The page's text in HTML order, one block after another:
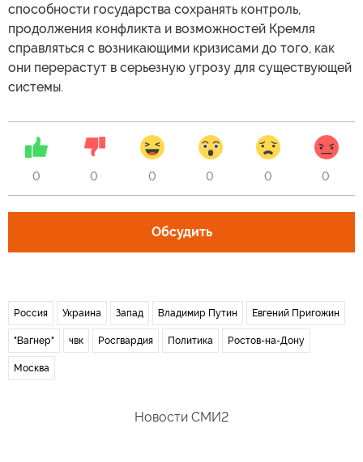
способности государства сохранять контроль,
продолжения конфликта и возможностей Кремля
справляться с возникающими кризисами до того, как
они перерастут в серьезную угрозу для существующей
системы.
0 0 0 0 0 0
Обсудить
Россия Украина Запад Владимир Путин Евгений Пригожин
"Вагнер" чвк Росгвардия Политика Ростов-на-Дону
Москва
Новости СМИ2